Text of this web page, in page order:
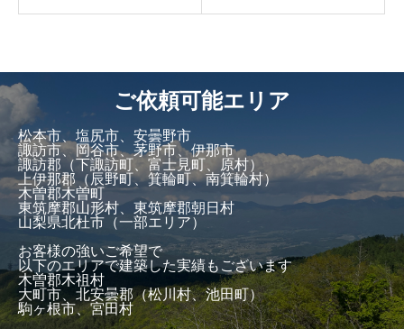
ご依頼可能エリア
松本市、塩尻市、安曇野市
諏訪市、岡谷市、茅野市、伊那市
諏訪郡（下諏訪町、富士見町、原村）
上伊那郡（辰野町、箕輪町、南箕輪村）
木曽郡木曽町
東筑摩郡山形村、東筑摩郡朝日村
山梨県北杜市（一部エリア）
お客様の強いご希望で
以下のエリアで建築した実績もございます
木曽郡木祖村
大町市、北安曇郡（松川村、池田町）
駒ヶ根市、宮田村